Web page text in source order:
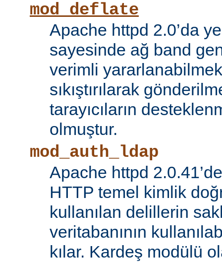
mod_deflate
Apache httpd 2.0’da
sayesinde ağ band
verimli
sıkıştırılarak
tarayıcıların
olmuştur.
mod_auth_ldap
Apache httpd
HTTP temel kimlik
kullanılan delillerin
veritabanının
kılar. Kardeş modülü